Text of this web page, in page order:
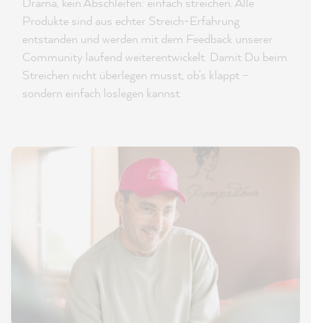
Produkte sind aus echter Streich-Erfahrung
entstanden und werden mit dem Feedback unserer
Community laufend weiterentwickelt. Damit Du beim
Streichen nicht überlegen musst, ob’s klappt –
sondern einfach loslegen kannst.